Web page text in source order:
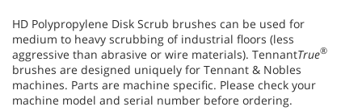
HD Polypropylene Disk Scrub brushes can be used for
medium to heavy scrubbing of industrial floors (less
aggressive than abrasive or wire materials). TennantTrue®
brushes are designed uniquely for Tennant & Nobles
machines. Parts are machine specific. Please check your
machine model and serial number before ordering.